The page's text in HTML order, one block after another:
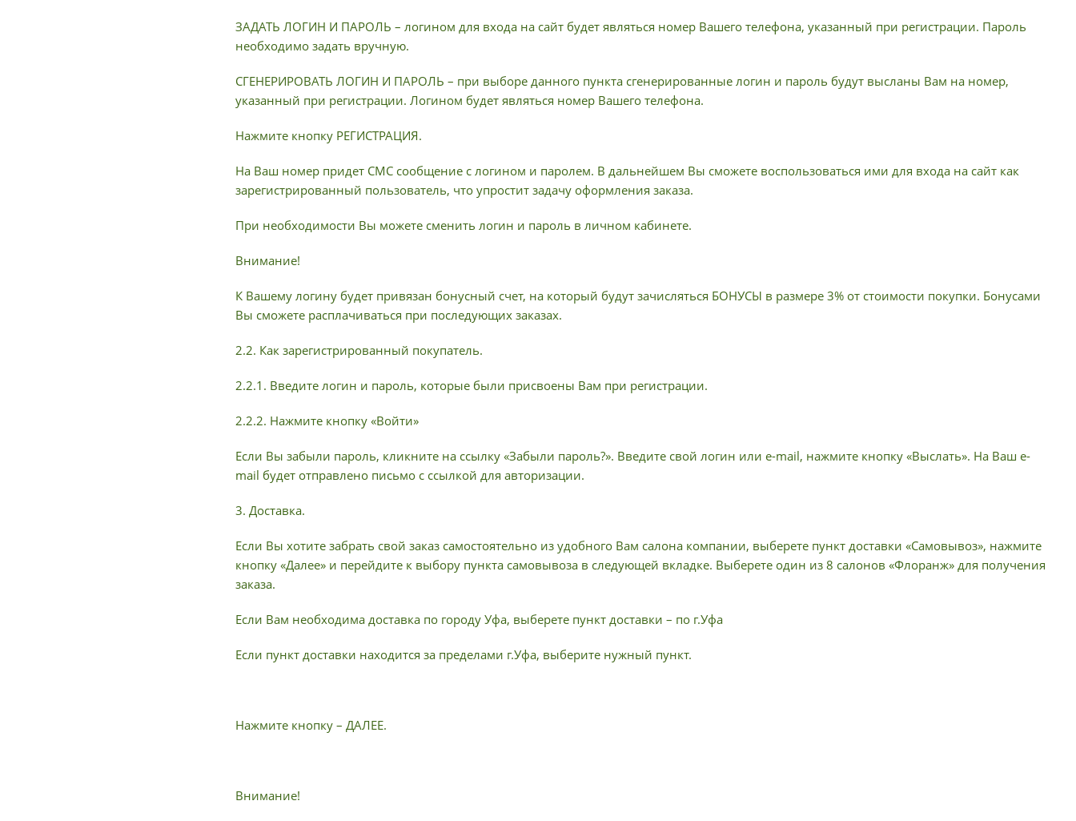
ЗАДАТЬ ЛОГИН И ПАРОЛЬ – логином для входа на сайт будет являться номер Вашего телефона, указанный при регистрации. Пароль
необходимо задать вручную.
СГЕНЕРИРОВАТЬ ЛОГИН И ПАРОЛЬ – при выборе данного пункта сгенерированные логин и пароль будут высланы Вам на номер,
указанный при регистрации. Логином будет являться номер Вашего телефона.
Нажмите кнопку РЕГИСТРАЦИЯ.
На Ваш номер придет СМС сообщение с логином и паролем. В дальнейшем Вы сможете воспользоваться ими для входа на сайт как
зарегистрированный пользователь, что упростит задачу оформления заказа.
При необходимости Вы можете сменить логин и пароль в личном кабинете.
Внимание!
К Вашему логину будет привязан бонусный счет, на который будут зачисляться БОНУСЫ в размере 3% от стоимости покупки. Бонусами
Вы сможете расплачиваться при последующих заказах.
2.2. Как зарегистрированный покупатель.
2.2.1. Введите логин и пароль, которые были присвоены Вам при регистрации.
2.2.2. Нажмите кнопку «Войти»
Если Вы забыли пароль, кликните на ссылку «Забыли пароль?». Введите свой логин или e-mail, нажмите кнопку «Выслать». На Ваш e-
mail будет отправлено письмо с ссылкой для авторизации.
3. Доставка.
Если Вы хотите забрать свой заказ самостоятельно из удобного Вам салона компании, выберете пункт доставки «Самовывоз», нажмите
кнопку «Далее» и перейдите к выбору пункта самовывоза в следующей вкладке. Выберете один из 8 салонов «Флоранж» для получения
заказа.
Если Вам необходима доставка по городу Уфа, выберете пункт доставки – по г.Уфа
Если пункт доставки находится за пределами г.Уфа, выберите нужный пункт.
Нажмите кнопку – ДАЛЕЕ.
Внимание!